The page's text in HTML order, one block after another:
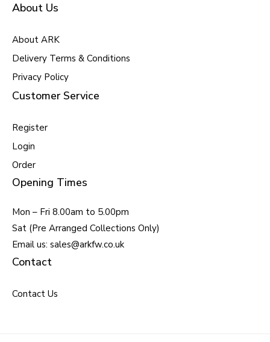
About Us
About ARK
Delivery Terms & Conditions
Privacy Policy
Customer Service
Register
Login
Order
Opening Times
Mon – Fri 8.00am to 5.00pm
Sat (Pre Arranged Collections Only)
Email us: sales@arkfw.co.uk
Contact
Contact Us